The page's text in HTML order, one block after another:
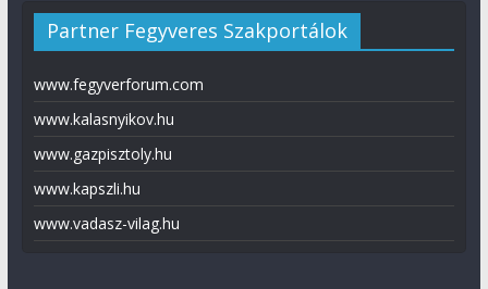
Partner Fegyveres Szakportálok
www.fegyverforum.com
www.kalasnyikov.hu
www.gazpisztoly.hu
www.kapszli.hu
www.vadasz-vilag.hu